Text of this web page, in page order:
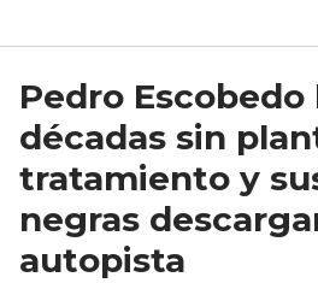
Pedro Escobedo
décadas sin
tratamiento y
negras
autopista